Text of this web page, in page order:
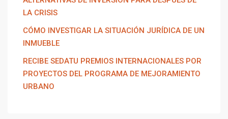
LA CRISIS
CÓMO INVESTIGAR LA SITUACIÓN JURÍDICA DE UN
INMUEBLE
RECIBE SEDATU PREMIOS INTERNACIONALES POR
PROYECTOS DEL PROGRAMA DE MEJORAMIENTO
URBANO